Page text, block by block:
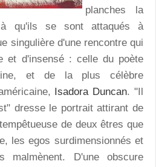
planches la
qu'ils se sont attaqués à
singulière d'une rencontre qui
et d'insensé : celle du poète
et de la plus célèbre
Isadora Duncan. "Il
dresse le portrait attirant de
de deux êtres que
les egos surdimensionnés et
malmènent. D'une obscure